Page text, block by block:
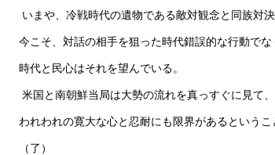
いまや、冷戦時代の遺物である敵対観念と同族対決
今こそ、対話の相手を狙った時代錯誤的な行動で
時代と民心はそれを望んでいる。
米国と南朝鮮当局は大勢の流れを真っすぐに見て、
われわれの寛大な心と忍耐にも限界があるというこ
（了）